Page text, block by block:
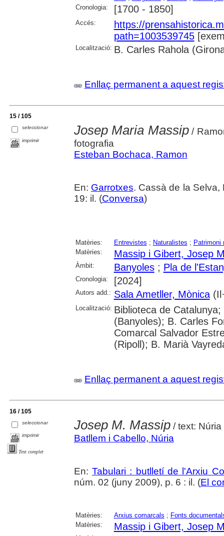
Cronologia:
[1700 - 1850]
Accés:
https://
path=1003539745
Localització: B. Carles Rahola
Enllaç permanent a aquest
15 / 105
seleccionar
imprimir
Josep Maria Massip/
fotografia
Esteban Bochaca, Ramon
En: Garrotxes. Cassà de la Selva,
19: il. (Conversa)
Matèries: Entrevistes ; Naturalistes ; Patrimoni
Matèries:
Massip i Gibert, Josep
Àmbit: Banyoles; Pla de
Cronologia: [2024]
Autors add.: Sala Ametller, Mònica
Localització: Biblioteca de
(Banyoles); B. Carles
Comarcal Salvador
(Ripoll); B. Marià
Enllaç permanent a aquest
16 / 105
seleccionar
imprimir
Text complet
Josep M. Massip/ text: Núria
Batllem i Cabello, Núria
En: Tabulari : butlletí de l'Arxiu
núm. 02 (juny 2009), p. 6 : il. (El
Matèries: Arxius comarcals ; Fonts
Matèries:
Massip i Gibert, Josep